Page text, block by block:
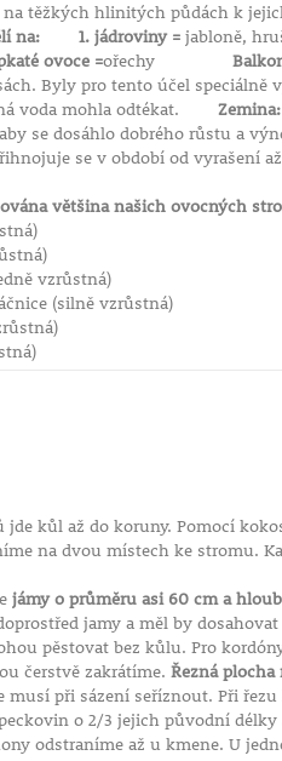
těžkých hlinitých půdách k
na: 1. jádroviny =jabloně,
ovoce =ořechy
Byly pro tento účel speciálně
voda mohla odtékat. Zemina:
se dosáhlo dobrého růstu a
se v období od vyrašení
většina našich ovocných
vzrůstná)
(silně vzrůstná)
kůl až do koruny. Pomocí
na dvou místech ke stromu.
jámy o průměru asi 60 cm a
jamy a měl by
pěstovat bez kůlu. Pro
čerstvě zakrátíme. Řezná
musí při sázení seříznout. Při
o 2/3 jejich původní
odstraníme až u kmene. U